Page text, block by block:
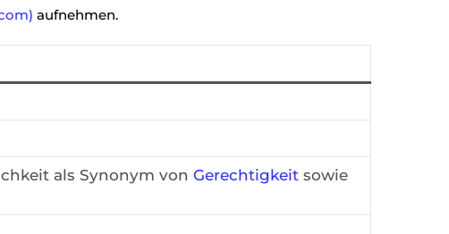
aufnehmen.
als Synonym von Gerechtigkeitsowie